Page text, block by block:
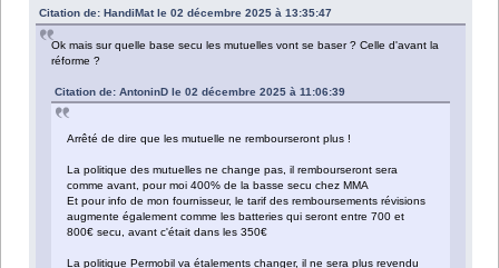
Citation de: HandiMat le 02 décembre 2025 à 13:35:47
Ok mais sur quelle base secu les mutuelles vont se baser ? Celle d'avant la
réforme ?
Citation de: AntoninD le 02 décembre 2025 à 11:06:39
Arrêté de dire que les mutuelle ne rembourseront plus !
La politique des mutuelles ne change pas, il rembourseront sera
comme avant, pour moi 400% de la basse secu chez MMA
Et pour info de mon fournisseur, le tarif des remboursements révisions
augmente également comme les batteries qui seront entre 700 et
800€ secu, avant c'était dans les 350€
La politique Permobil va étalements changer, il ne sera plus revendu